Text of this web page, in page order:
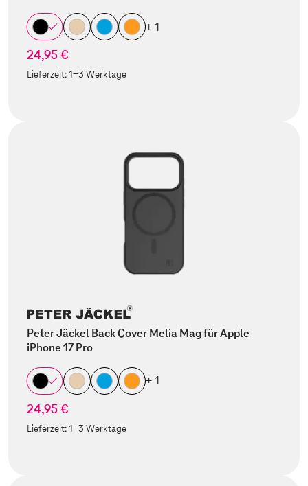
+ 1
24,95 €
Lieferzeit:1-3 Werktage
Peter Jäckel Back Cover Melia Mag für Apple
iPhone 17 Pro
+ 1
24,95 €
Lieferzeit:1-3 Werktage